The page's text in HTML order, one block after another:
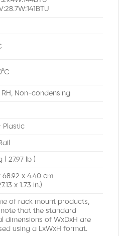
Non-condensing
Plastic
( 27.97 lb )
68.92 x 4.40 cm
x 1.73 in.)
of rack mount products,
that the standard
dimensions of WxDxH are
using a LxWxH format.